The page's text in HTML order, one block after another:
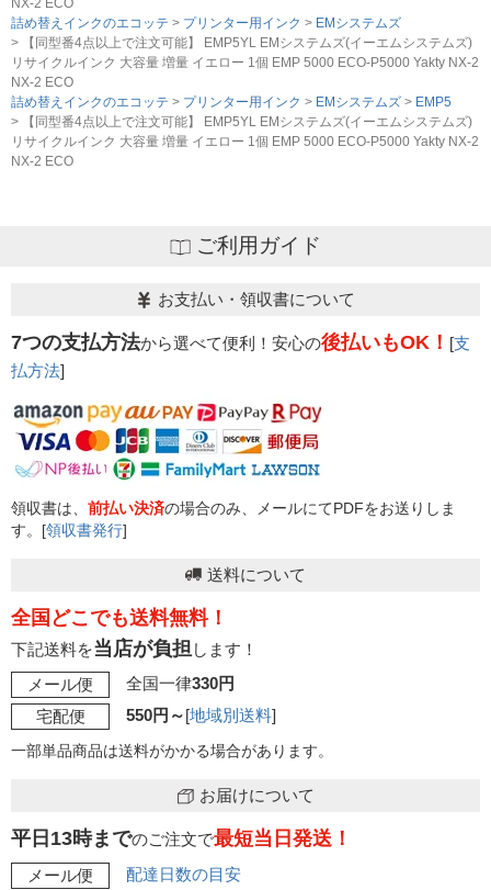
詰め替えインクのエコッテ
プリンター用インク
EMシステムズ
【同型番4点以上で注文可能】 EMP5YL EMシステムズ(イーエムシステムズ)
リサイクルインク 大容量 増量 イエロー 1個 EMP 5000 ECO-P5000 Yakty NX-2
NX-2 ECO
詰め替えインクのエコッテ
プリンター用インク EMシステムズ
EMP5
【同型番4点以上で注文可能】 EMP5YL EMシステムズ(イーエムシステムズ)
リサイクルインク 大容量 増量 イエロー 1個 EMP 5000 ECO-P5000 Yakty NX-2
NX-2 ECO
ご利用ガイド
お支払い・領収書について
7つの支払方法から選べて便利！安心の後払いもOK！ [支
払方法]
領収書は、 前払い決済の場合のみ、メールにてPDFをお送りしま
す。[領収書発行]
送料について
全国どこでも送料無料！
下記送料を当店が負担 します！
メール便
全国一律330円
宅配便
550円～[地域別送料]
一部単品商品は送料がかかる場合があります。
お届けについて
平日13時までのご注文で最短当日発送！
メール便
配達日数の目安